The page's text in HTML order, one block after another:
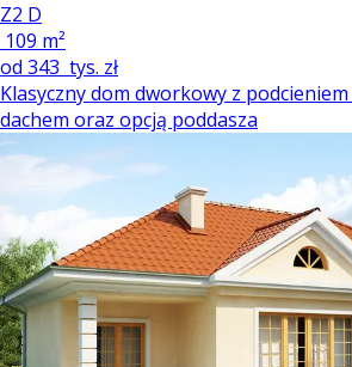
Z2 D
109 m²
od 343 tys. zł
Klasyczny dom dworkowy z
dachem oraz opcją poddasza